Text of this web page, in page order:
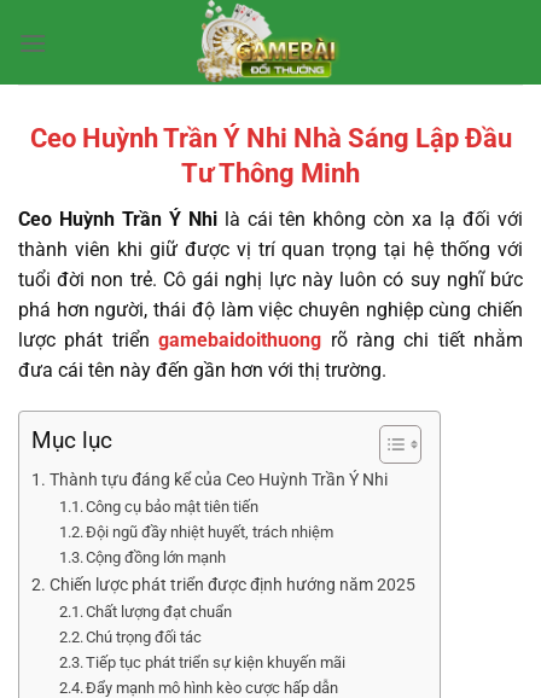
qua
Ceo Huỳnh Trần Ý Nhi Nhà Sáng Lập Đầu
Tư Thông Minh
Ceo Huỳnh Trần Ý Nhi là cái tên không còn xa lạ đối với
thành viên khi giữ được vị trí quan trọng tại hệ thống với
tuổi đời non trẻ. Cô gái nghị lực này luôn có suy nghĩ bức
phá hơn người, thái độ làm việc chuyên nghiệp cùng chiến
lược phát triểngamebaidoithuong rõ ràng chi tiết nhằm
đưa cái tên này đến gần hơn với thị trường.
Mục lục
Thành tựu đáng kể của Ceo Huỳnh Trần Ý Nhi
Công cụ bảo mật tiên tiến
Đội ngũ đầy nhiệt huyết, trách nhiệm
Cộng đồng lớn mạnh
Chiến lược phát triển được định hướng năm 2025
Chất lượng đạt chuẩn
Chú trọng đối tác
Tiếp tục phát triển sự kiện khuyến mãi
Đẩy mạnh mô hình kèo cược hấp dẫn